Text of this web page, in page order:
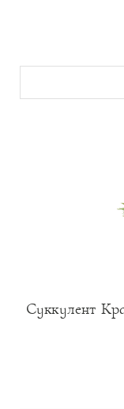
Суккулент